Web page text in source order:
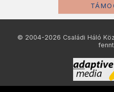
© 2004-2026 Családi Háló